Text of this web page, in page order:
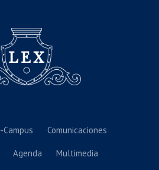
Campus Comunicaciones
Agenda Multimedia